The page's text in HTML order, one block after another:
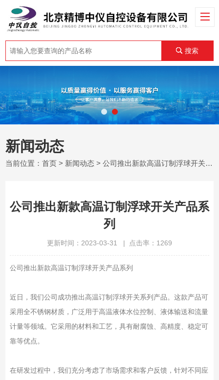
搜索
新闻动态
当前位置：首页 > 新闻动态 > 公司推出新款高温订制浮球开关产品系列
公司推出新款高温订制浮球开关产品系
列
更新时间：2023-03-31 | 点击率：1269
公司推出新款高温订制浮球开关产品系列
近日，我们公司成功推出高温订制浮球开关系列产品。这款产品可
采用全不锈钢材质，广泛用于高温液体水位控制、液体输送和流量
计量等领域。它采用的材料和工艺，具有耐腐蚀、高精度、稳定可
靠等优点。
在研发过程中，我们充分考虑了市场需求和客户反馈，针对不同应